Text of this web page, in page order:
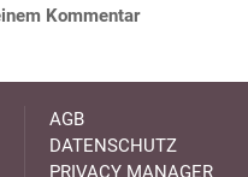
Kommentar
AGB
DATENSCHUTZ
PRIVACY MANAGER